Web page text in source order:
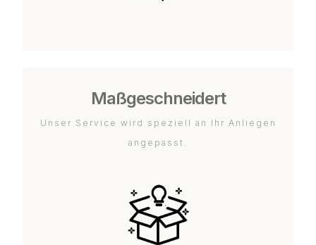
Maßgeschneidert
Unser Service wird speziell an Ihr Anliegen
angepasst.